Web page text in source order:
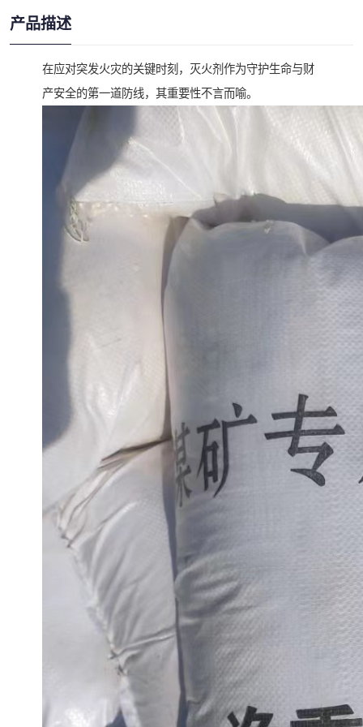
产品描述
在应对突发火灾的关键时刻，灭火剂作为守护生命与财
产安全的第一道防线，其重要性不言而喻。